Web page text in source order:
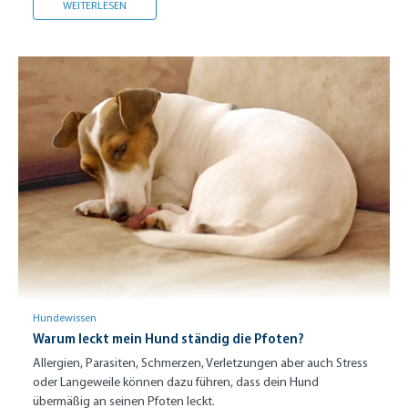
WEITERLESEN
Hundewissen
Warum leckt mein Hund ständig die Pfoten?
Allergien, Parasiten, Schmerzen, Verletzungen aber auch Stress
oder Langeweile können dazu führen, dass dein Hund
übermäßig an seinen Pfoten leckt.